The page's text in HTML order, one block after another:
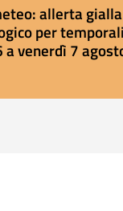
allerta
per
a venerdì 7